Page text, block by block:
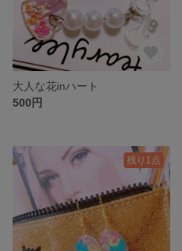
大人な花inハート
500円
残り1点